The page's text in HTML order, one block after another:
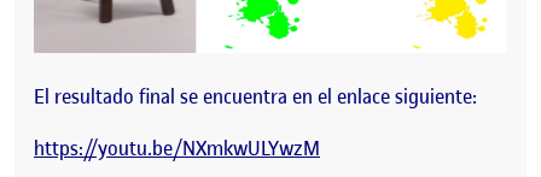
El resultado final se encuentra en el enlace siguiente:
https://youtu.be/NXmkwULYwzM